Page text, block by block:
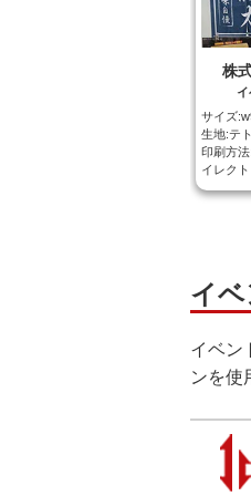
株
サイズ
生地:テ
印刷方
イレクト
イ
イベン
ンを使